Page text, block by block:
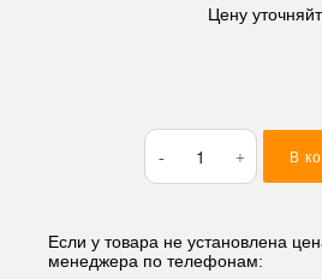
Цену
Количество
товара
Кольцо
(O-
RING)
В
Если у товара не установлена
менеджера по телефонам: